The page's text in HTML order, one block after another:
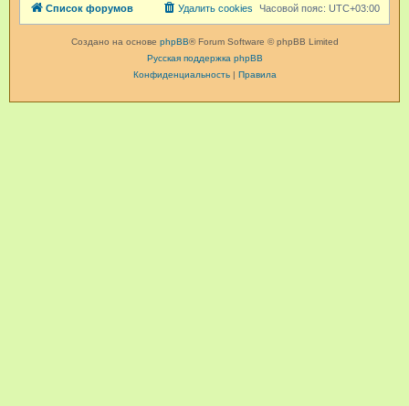
Список форумов Часовой пояс: UTC+03:00
Удалить cookies
Создано на основе phpBB® Forum Software © phpBB Limited
Русская поддержка phpBB
Конфиденциальность| Правила